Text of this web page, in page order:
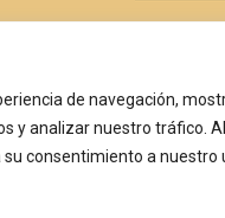
de navegación,
y analizar nuestro tráfico. Al
su consentimiento a nuestro